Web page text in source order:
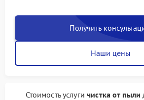
Получить
Наши цены
Стоимость услугичистка от пыли